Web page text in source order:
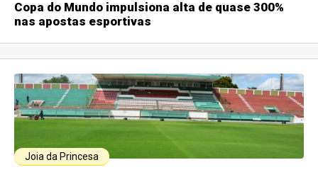
Copa do Mundo impulsiona alta de quase 300%
nas apostas esportivas
Joia da Princesa